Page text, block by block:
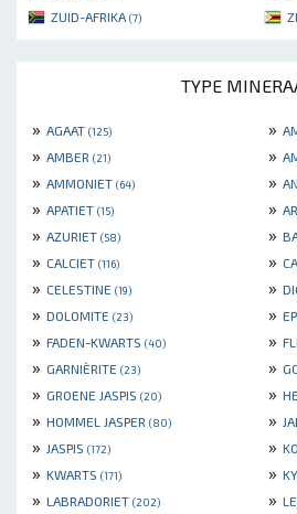
ZUID-AFRIKA (7)
TYPE
» AGAAT (125) »
» AMBER (21) »
» AMMONIET (64) »
» APATIET (15) »
» AZURIET (58) »
» CALCIET (116) »
» CELESTINE (19) »
» DOLOMITE (23) »
» FADEN-KWARTS (40) »
» GARNIÈRITE (23) »
» GROENE JASPIS (20) »
» HOMMEL JASPER (80) »
» JASPIS (172) »
» KWARTS (171) »
» LABRADORIET (202) »